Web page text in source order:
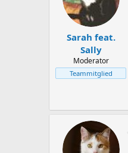
Sarah feat.
Sally
Moderator
Teammitglied